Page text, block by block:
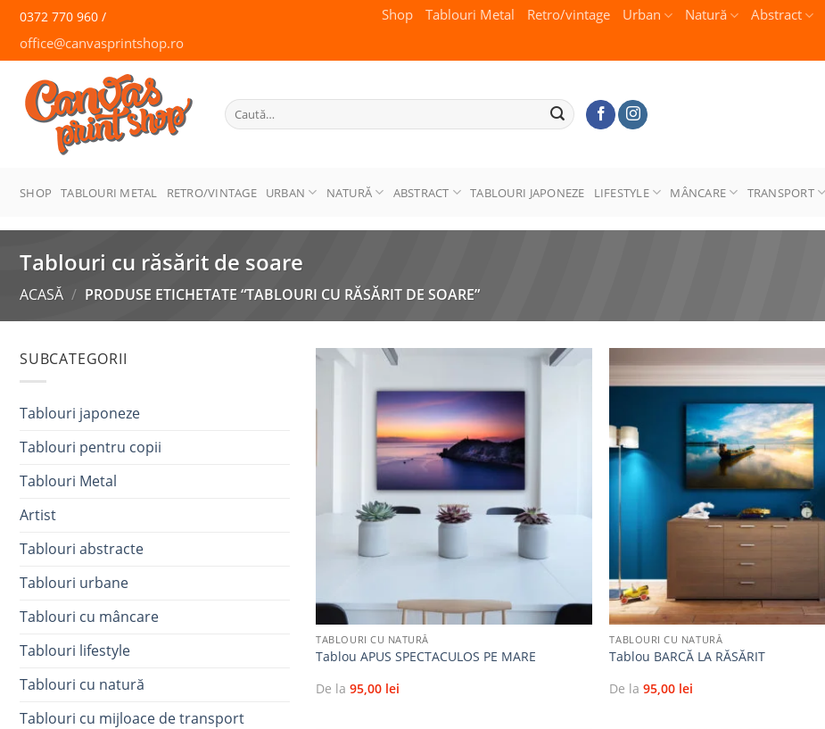
Skip
content
0372 770 960 /
office@canvasprintshop.ro
Shop Tablouri Metal Retro/vintage Urban Natură Abstract
CANVAS
PRINT SHOP
Caută
după:
SHOP TABLOURI METAL RETRO/VINTAGE URBAN NATURĂ ABSTRACT TABLOURI JAPONEZE LIFESTYLE MÂNCARE TRANSPORT
Tablouri cu răsărit de soare
ACASĂ / PRODUSE ETICHETATE “TABLOURI CU RĂSĂRIT DE SOARE”
SUBCATEGORII
Tablouri japoneze
Tablouri pentru copii
Tablouri Metal
Artist
Tablouri abstracte
Tablouri urbane
Tablouri cu mâncare
Tablouri lifestyle
Tablouri cu natură
Tablouri cu mijloace de transport
+
TABLOURI CU NATURĂ
Tablou APUS SPECTACULOS PE MARE
De la95,00 lei
+
TABLOURI CU NATURĂ
Tablou BARCĂ LA RĂSĂRIT
De la95,00 lei